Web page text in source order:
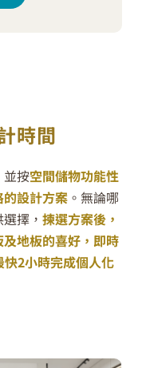
時間
並按空間儲物功能性
設計方案 。 無論哪
選擇，揀選方案後，
地板的喜好，即時
2小時完成個人化